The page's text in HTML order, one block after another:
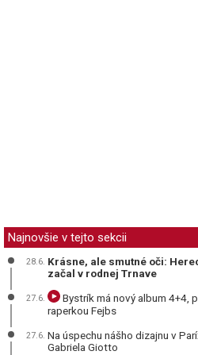
Najnovšie v tejto sekcii
28.6. Krásne, ale smutné oči:
začal v rodnej Trnave
27.6.
Bystrík má nový album 4+4,
raperkou Fejbs
27.6. Na úspechu nášho dizajnu v
Gabriela Giotto